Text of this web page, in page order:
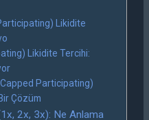
Likidite
Likidite Tercihi:
(Capped Participating)
Çözüm
2x, 3x): Ne Anlama